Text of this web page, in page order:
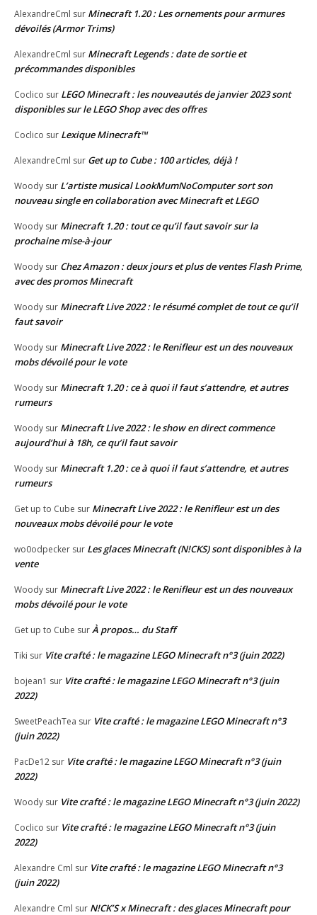
AlexandreCml sur Minecraft 1.20 : Les ornements pour armures
dévoilés (Armor Trims)
AlexandreCml sur Minecraft Legends : date de sortie et
précommandes disponibles
Coclico sur LEGO Minecraft : les nouveautés de janvier 2023 sont
disponibles sur le LEGO Shop avec des offres
Coclico sur Lexique Minecraft™
AlexandreCml sur Get up to Cube : 100 articles, déjà !
Woody sur L’artiste musical LookMumNoComputer sort son
nouveau single en collaboration avec Minecraft et LEGO
Woody sur Minecraft 1.20 : tout ce qu’il faut savoir sur la
prochaine mise-à-jour
Woody sur Chez Amazon : deux jours et plus de ventes Flash Prime,
avec des promos Minecraft
Woody sur Minecraft Live 2022 : le résumé complet de tout ce qu’il
faut savoir
Woody sur Minecraft Live 2022 : le Renifleur est un des nouveaux
mobs dévoilé pour le vote
Woody sur Minecraft 1.20 : ce à quoi il faut s’attendre, et autres
rumeurs
Woody sur Minecraft Live 2022 : le show en direct commence
aujourd’hui à 18h, ce qu’il faut savoir
Woody sur Minecraft 1.20 : ce à quoi il faut s’attendre, et autres
rumeurs
Get up to Cube sur Minecraft Live 2022 : le Renifleur est un des
nouveaux mobs dévoilé pour le vote
wo0odpecker sur Les glaces Minecraft (N!CKS) sont disponibles à la
vente
Woody sur Minecraft Live 2022 : le Renifleur est un des nouveaux
mobs dévoilé pour le vote
Get up to Cube surÀ propos… du Staff
Tiki sur Vite crafté : le magazine LEGO Minecraft n°3 (juin 2022)
bojean1 sur Vite crafté : le magazine LEGO Minecraft n°3 (juin
2022)
SweetPeachTea sur Vite crafté : le magazine LEGO Minecraft n°3
(juin 2022)
PacDe12 sur Vite crafté : le magazine LEGO Minecraft n°3 (juin
2022)
Woody sur Vite crafté : le magazine LEGO Minecraft n°3 (juin 2022)
Coclico sur Vite crafté : le magazine LEGO Minecraft n°3 (juin
2022)
Alexandre Cml sur Vite crafté : le magazine LEGO Minecraft n°3
(juin 2022)
Alexandre Cml sur N!CK’S x Minecraft : des glaces Minecraft pour